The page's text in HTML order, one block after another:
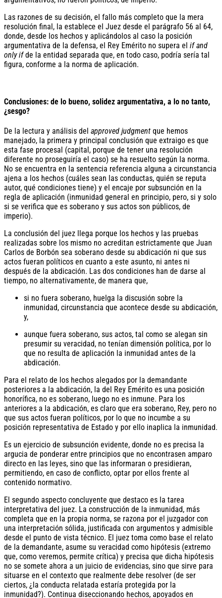
Las razones de su decisión, el fallo más completo que la mera
resolución final, la establece el Juez desde el parágrafo 56 al 64,
donde, desde los hechos y aplicándolos al caso la posición
argumentativa de la defensa, el Rey Emérito no supera el if and
only ifde la entidad separada que, en todo caso, podría sería tal
figura, conforme a la norma de aplicación.
Conclusiones: de lo bueno, solidez argumentativa, a lo no tanto,
¿sesgo?
De la lectura y análisis del approved judgment que hemos
manejado, la primera y principal conclusión que extraigo es que
esta fase procesal (capital, porque de tener una resolución
diferente no proseguiría el caso) se ha resuelto según la norma.
No se encuentra en la sentencia referencia alguna a circunstancia
ajena a los hechos (cuáles sean las conductas, quién se reputa
autor, qué condiciones tiene) y el encaje por subsunción en la
regla de aplicación (inmunidad general en principio, pero, si y solo
si se verifica que es soberano y sus actos son públicos, de
imperio).
La conclusión del juez llega porque los hechos y las pruebas
realizadas sobre los mismo no acreditan estrictamente que Juan
Carlos de Borbón sea soberano desde su abdicación ni que sus
actos fueran políticos en cuanto a este asunto, ni antes ni
después de la abdicación. Las dos condiciones han de darse al
tiempo, no alternativamente, de manera que,
si no fuera soberano, huelga la discusión sobre la
inmunidad, circunstancia que acontece desde su abdicación,
y,
aunque fuera soberano, sus actos, tal como se alegan sin
presumir su veracidad, no tenían dimensión política, por lo
que no resulta de aplicación la inmunidad antes de la
abdicación.
Para el relato de los hechos alegados por la demandante
posteriores a la abdicación, la del Rey Emérito es una posición
honorífica, no es soberano, luego no es inmune. Para los
anteriores a la abdicación, es claro que era soberano, Rey, pero no
que sus actos fueran políticos, por lo que no incumbe a su
posición representativa de Estado y por ello inaplica la inmunidad.
Es un ejercicio de subsunción evidente, donde no es precisa la
argucia de ponderar entre principios que no encontrasen amparo
directo en las leyes, sino que las informaran o presidieran,
permitiendo, en caso de conflicto, optar por ellos frente al
contenido normativo.
El segundo aspecto concluyente que destaco es la tarea
interpretativa del juez. La construcción de la inmunidad, más
completa que en la propia norma, se razona por el juzgador con
una interpretación sólida, justificada con argumentos y admisible
desde el punto de vista técnico. El juez toma como base el relato
de la demandante, asume su veracidad como hipótesis (extremo
que, como veremos, permite crítica) y precisa que dicha hipótesis
no se somete ahora a un juicio de evidencias, sino que sirve para
situarse en el contexto que realmente debe resolver (de ser
ciertos, ¿la conducta relatada estaría protegida por la
inmunidad?). Continua diseccionando hechos, apoyados en